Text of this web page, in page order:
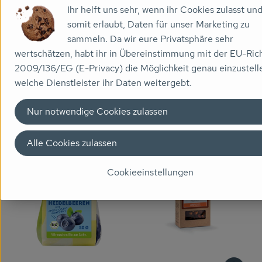
, Preis:
8,59 €
Maulbeeren
, Herkunft:
Deutschland , Referenzpreis:
/ 1kg
Produkt zum Warenkorb hinzufügen
, Preis:
4,49 €/ Stück
Mangostücke Brooks
, Herkunft:
Burkina Faso, Referenzpreis:
29,93 €
, Verband:
Produkt zu Favouriten hinzufügen
Ihr helft uns sehr, wenn ihr Cookies zulasst
somit erlaubt, Daten für unser Marketing zu
sammeln. Da wir eure Privatsphäre sehr
wertschätzen, habt ihr in Übereinstimmung mit der EU-
2009/136/EG (E-Privacy) die Möglichkeit genau
welche Dienstleister ihr Daten weitergebt.
Cookieeinstellungen
Nur notwendige Cookies zulassen
Alle Cookies zulassen